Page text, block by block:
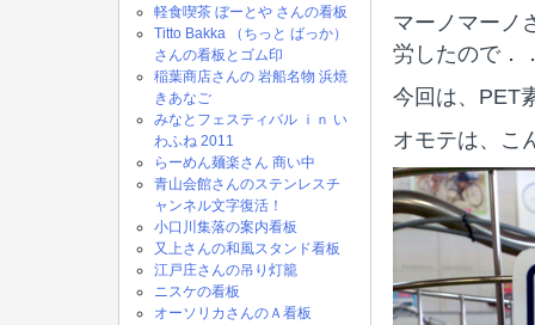
軽食喫茶 ぼーとや さんの看板
Titto Bakka （ちっと ばっか）
さんの看板とゴム印
稲葉商店さんの 岩船名物 浜焼
きあなご
みなとフェスティバル ｉｎ い
わふね 2011
らーめん麺楽さん 商い中
青山会館さんのステンレスチ
ャンネル文字復活！
小口川集落の案内看板
又上さんの和風スタンド看板
江戸庄さんの吊り灯籠
ニスケの看板
オーソリカさんのＡ看板
マーノマーノ
労したので．
今回は、PET
オモテは、こ